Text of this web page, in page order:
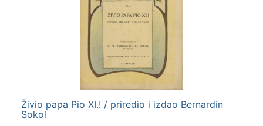
Živio papa Pio XI.! / priredio i izdao Bernardin
Sokol